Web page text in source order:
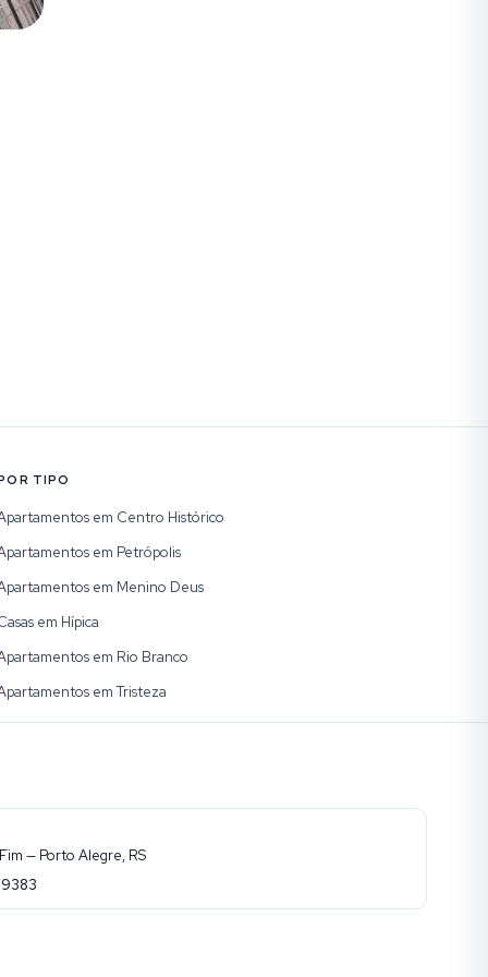
TIPO
em Centro Histórico
em Petrópolis
em Menino Deus
em Hípica
em Rio Branco
em Tristeza
— Porto Alegre, RS